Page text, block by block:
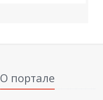
О портале